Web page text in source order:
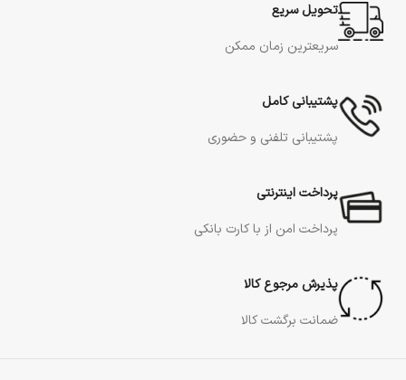
تحویل سریع
سریعترین زمان ممکن
پشتیبانی کامل
پشتیبانی تلفنی و حضوری
پرداخت اینترنتی
پرداخت امن از با کارت بانکی
پذیرش مرجوع کالا
ضمانت برگشت کالا